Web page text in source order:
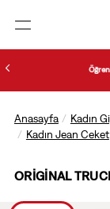
Anasayfa Kadın
Kadın Jean Ceket
ORIGINAL